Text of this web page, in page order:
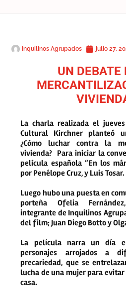
Inquilinos Agrupados julio 27,
UN DEBATE
La charla realizada el
Cultural Kirchner planteó
¿Cómo luchar contra la
vivienda? Para iniciar la
película española “En los
por Penélope Cruz, y Luis Tosar.
Luego hubo una puesta en
porteña Ofelia
integrante de Inquilinos
del film; Juan Diego Botto y
La película narra un día
personajes arrojados a
precariedad, que se
lucha de una mujer para
casa.